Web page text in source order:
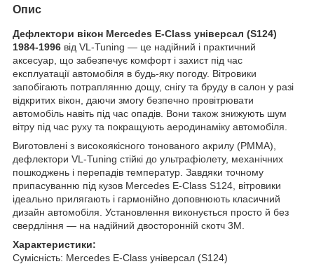
Опис
Дефлектори вікон Mercedes E-Class універсал (S124)
1984-1996 від VL-Tuning — це надійний і практичний
аксесуар, що забезпечує комфорт і захист під час
експлуатації автомобіля в будь-яку погоду. Вітровики
запобігають потраплянню дощу, снігу та бруду в салон у разі
відкритих вікон, даючи змогу безпечно провітрювати
автомобіль навіть під час опадів. Вони також знижують шум
вітру під час руху та покращують аеродинаміку автомобіля.
Виготовлені з високоякісного тонованого акрилу (PMMA),
дефлектори VL-Tuning стійкі до ультрафіолету, механічних
пошкоджень і перепадів температур. Завдяки точному
припасуванню під кузов Mercedes E-Class S124, вітровики
ідеально прилягають і гармонійно доповнюють класичний
дизайн автомобіля. Установлення виконується просто й без
свердління — на надійний двосторонній скотч 3M.
Характеристики:
Сумісність: Mercedes E-Class універсал (S124)